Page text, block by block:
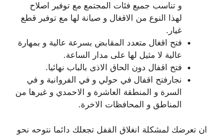
و تناسب جميع فئات المجتمع مع توفير اصلاح
لهذا النوع من الاقغال و صيانة لها مع توفير قطع
غيار.
فتح اقغال متعدد المقابض بسرعة عالية و بمهارة
عالية لا مثيل لها على مدار الساعة.
فتح اقفال دون الحاق الاذى بالباب نهائيا.
نجارفتح اقفال في حولي و في الفروانية و في
السرة و المنطقة العاشرة و الاحمدي و غيرها من
المناطق و المحافظات الاخرة.
ان تعرضك لمشكلة انغلاق القفل تجعلك دائما نتوحه نحو